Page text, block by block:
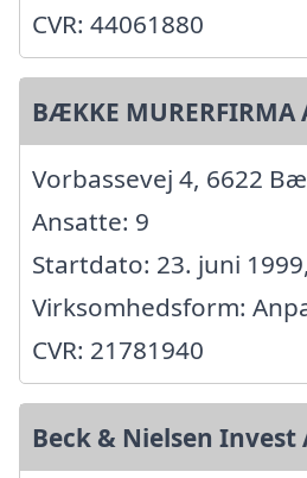
CVR: 44061880
BÆKKE MURERFIRMA
Vorbassevej 4, 6622
Ansatte: 9
Startdato: 23. juni 1999,
Virksomhedsform:
CVR: 21781940
Beck & Nielsen Invest